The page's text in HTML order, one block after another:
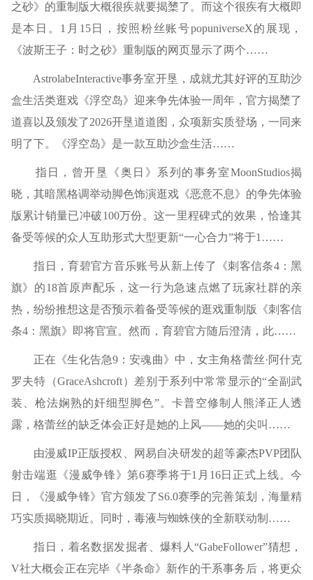
之砂》的重制版大概很疾就要揭橥了。而这个很疾有大概即
是本日。1月15日，按照粉丝账号popuniverseX的展现，
《波斯王子：时之砂》重制版的网页显示了两个……
AstrolabeInteractive事务室开垦，成就尤其好评的互助沙
盒生活类逛戏《浮空岛》迎来争先体验一周年，官方揭橥了
道喜以及颁发了2026开垦道道图，众项新实质登场，一同来
明了下。《浮空岛》是一款互助沙盒生活……
指日，曾开垦《奥日》系列的事务室MoonStudios揭
晓，其暗黑格调举动脚色饰演逛戏《恶意不息》的争先体验
版累计销量已冲破100万份。这一里程碑式的效果，恰逢其
备受等候的众人互助形式大型更新“一心合力”将于1……
指日，育碧官方音乐账号从新上传了《刺客信条4：黑
旗》的18首原声配乐，这一行为急速点燃了玩家社群的亲
热，纷纷推想这是否预示着备受等候的逛戏重制版《刺客信
条4：黑旗》即将官宣。然而，育碧官方随后澄清，此……
正在《生化告急9：安魂曲》中，女主角格蕾丝·阿什克
罗夫特（GraceAshcroft）差别于系列中常常显示的“全副武
装、枪法娴熟的奸细型脚色”。卡普空修制人熊泽正人透
露，格蕾丝的缺乏体会正好是她的上风——她的尖叫……
由漫威IP正版授权、网易自决研发的超等豪杰PVP团队
射击端逛《漫威争锋》第6赛季将于1月16日正式上线。今
日，《漫威争锋》官方颁发了S6.0赛季的完善策划，海量精
巧实质揭晓期近。同时，毒液与蜘蛛侠的全新联动制……
指日，着名数据发掘者、爆料人“GabeFollower”猜想，
V社大概会正在完毕《半条命》新作的干系事务后，将更众